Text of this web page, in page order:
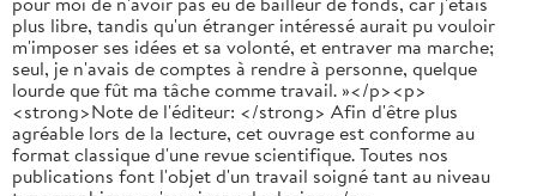
plus libre, tandis qu'un étranger intéressé aurait pu vouloir
m'imposer ses idées et sa volonté, et entraver ma marche;
seul, je n'avais de comptes à rendre à personne, quelque
lourde que fût ma tâche comme travail. »</p><p>
<strong>Note de l'éditeur: </strong> Afin d'être plus
agréable lors de la lecture, cet ouvrage est conforme au
format classique d'une revue scientifique. Toutes nos
publications font l'objet d'un travail soigné tant au niveau